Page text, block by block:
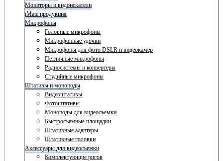
Мониторы и видоискатели
iMate продукция
Микрофоны
Головные микрофоны
Микрофонные удочки
Микрофоны для фото DSLR и видеокамер
Петличные микрофоны
Радиосистемы и конвертеры
Студийные микрофоны
Штативы и моноподы
Видеоштативы
Фотоштативы
Моноподы для видеосъемки
Быстросъемные площадки
Штативные адаптеры
Штативные головки
Аксессуары для видеосъемки
Комплектующие ригов